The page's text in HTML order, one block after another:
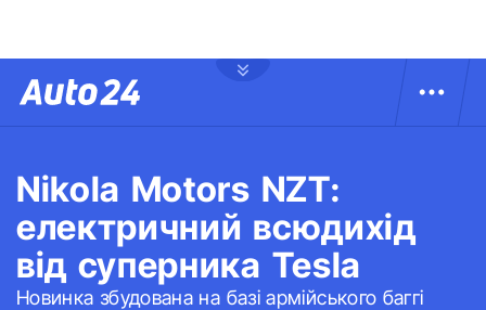
Nikola Motors NZT:
електричний всюдихід
від суперника Tesla
Новинка збудована на базі армійського баггі